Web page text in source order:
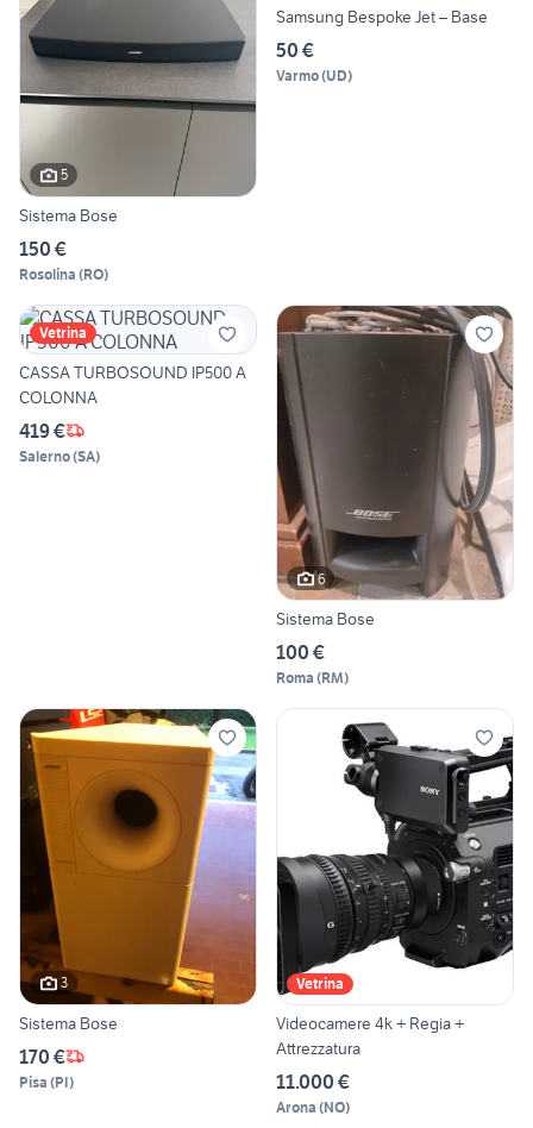
5
Sistema Bose
150 €
Rosolina (RO)
Samsung Bespoke Jet – Base
50 €
Varmo(UD)
Vetrina
CASSA TURBOSOUND IP500 A
COLONNA
419 €
Salerno(SA)
6
Sistema Bose
100 €
Roma (RM)
3
Sistema Bose
170 €
Pisa (PI)
Vetrina
Videocamere 4k + Regia +
Attrezzatura
11.000 €
Arona (NO)